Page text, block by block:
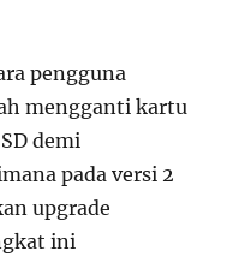
pengguna
mengganti kartu
demi
pada versi 2
upgrade
ini